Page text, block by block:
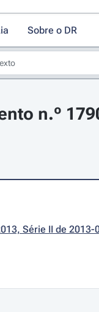
Sobre o DR
n.º
Série II de 2013-